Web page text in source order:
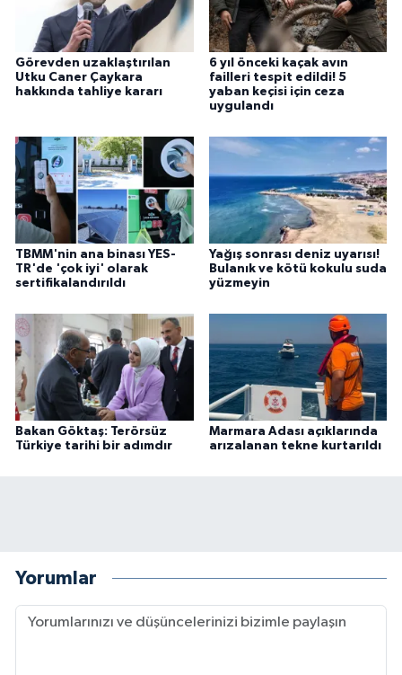
Görevden uzaklaştırılan
Utku Caner Çaykara
hakkında tahliye kararı
6 yıl önceki kaçak avın
failleri tespit edildi! 5
yaban keçisi için ceza
uygulandı
TBMM'nin ana binası YES-
TR'de 'çok iyi' olarak
sertifikalandırıldı
Yağış sonrası deniz uyarısı!
Bulanık ve kötü kokulu suda
yüzmeyin
Bakan Göktaş: Terörsüz
Türkiye tarihi bir adımdır
Marmara Adası açıklarında
arızalanan tekne kurtarıldı
Yorumlar